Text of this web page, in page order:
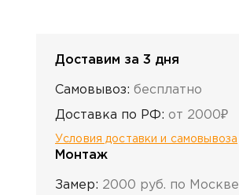
Доставим за 3 дня
Самовывоз: бесплатно
Доставка по РФ: от 2000₽
Условия доставки и самовывоза
Монтаж
Замер: 2000 руб. по Москве